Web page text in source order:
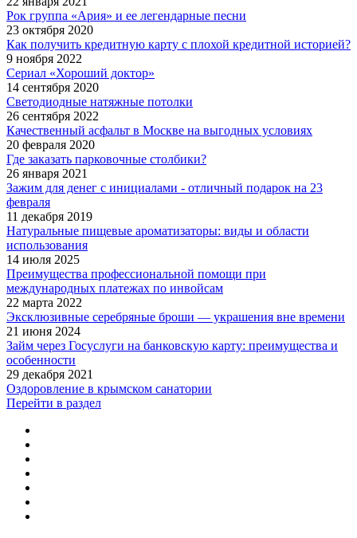
Рок группа «Ария» и ее легендарные песни
23 октября 2020
Как получить кредитную карту с плохой кредитной историей?
9 ноября 2022
Сериал «Хороший доктор»
14 сентября 2020
Светодиодные натяжные потолки
26 сентября 2022
Качественный асфальт в Москве на выгодных условиях
20 февраля 2020
Где заказать парковочные столбики?
26 января 2021
Зажим для денег с инициалами - отличный подарок на 23
февраля
11 декабря 2019
Натуральные пищевые ароматизаторы: виды и области
использования
14 июля 2025
Преимущества профессиональной помощи при
международных платежах по инвойсам
22 марта 2022
Эксклюзивные серебряные броши — украшения вне времени
21 июня 2024
Займ через Госуслуги на банковскую карту: преимущества и
особенности
29 декабря 2021
Оздоровление в крымском санатории
Перейти в раздел